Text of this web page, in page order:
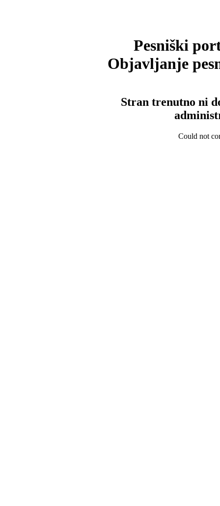
Pesniški
Objavljanje
Stran trenutno ni
Could not